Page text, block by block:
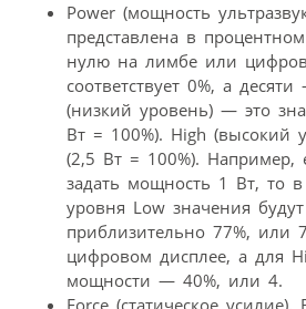
Power (мощность
представлена в
нулю на лимбе или
соответствует 0%, а
(низкий уровень) — это
Вт = 100%). High (высокий
(2,5 Вт = 100%). Например,
задать мощность 1 Вт, то
уровня Low значения
приблизительно 77%, или
цифровом дисплее, а для
мощности — 40%, или 4.